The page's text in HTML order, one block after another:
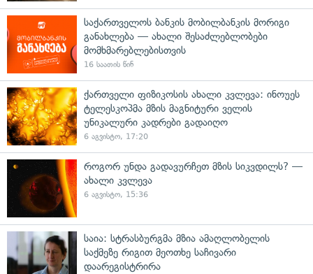
საქართველოს ბანკის მობილბანკის მორიგი
განახლება — ახალი შესაძლებლობები
მომხმარებლებისთვის
16 საათის წინ
ქართველი ფიზიკოსის ახალი კვლევა: ინოუეს
ტელესკოპმა მზის მაგნიტური ველის
უნიკალური კადრები გადაიღო
6 აგვისტო, 17:20
როგორ უნდა გადავურჩეთ მზის სიკვდილს? —
ახალი კვლევა
6 აგვისტო, 15:36
საია: სტრასბურგმა მზია ამაღლობელის
საქმეზე რიგით მეოთხე საჩივარი
დაარეგისტრირა